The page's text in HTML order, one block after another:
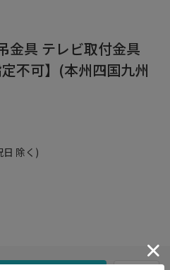
除く)
金具 テレビ取付金具
不可】(本州四国九州